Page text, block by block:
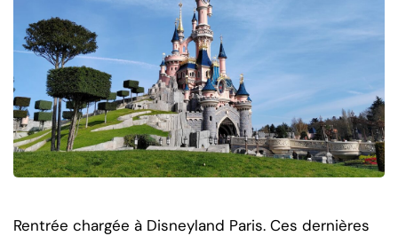
Rentrée chargée à Disneyland Paris. Ces dernières